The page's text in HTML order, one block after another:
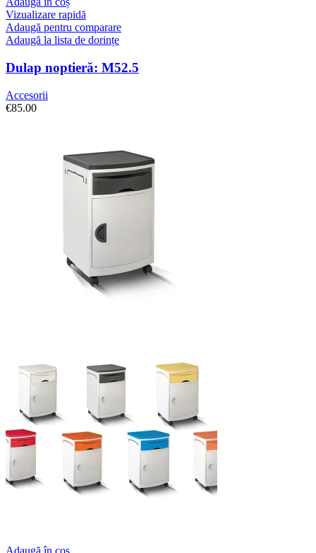
Vizualizare rapidă
Adaugă pentru comparare
Adaugă la lista de dorințe
Dulap noptieră: M52.5
Accesorii
€85.00
Adaugă în coș